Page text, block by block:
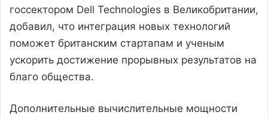
госсектором Dell Technologies в Великобритании,
добавил, что интеграция новых технологий
поможет британским стартапам и ученым
ускорить достижение прорывных результатов на
благо общества.
Дополнительные вычислительные мощности